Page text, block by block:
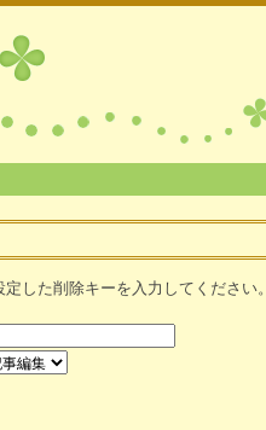
した削除キーを入力してください。